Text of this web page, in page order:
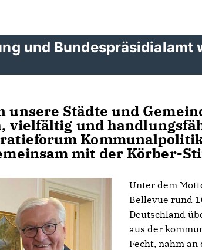
und Bundespräsidialamt
unsere Städte und
vielfältig und
mit der Körber-
Unter dem
Bellevue rund
Deutschland
aus der
Fecht, nahm